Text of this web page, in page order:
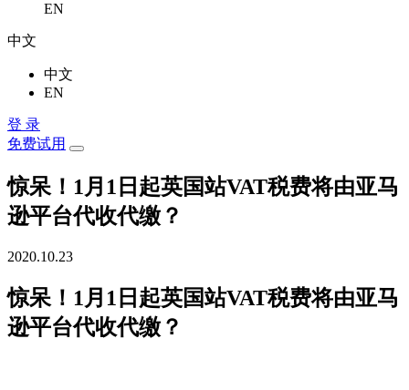
EN
中文
中文
EN
登 录
免费试用
惊呆！1月1日起英国站VAT税费将由亚马
逊平台代收代缴？
2020.10.23
惊呆！1月1日起英国站VAT税费将由亚马
逊平台代收代缴？